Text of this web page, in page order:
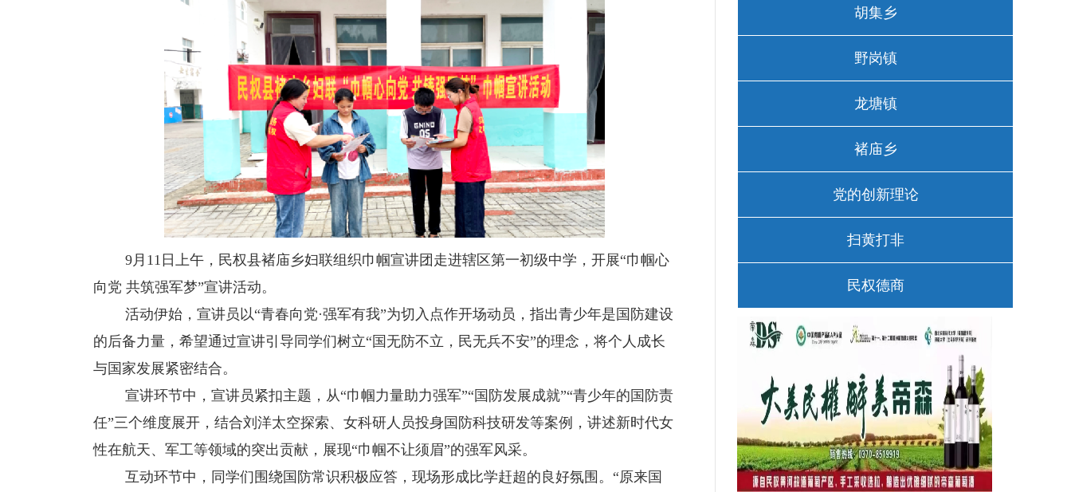
9月11日上午，民权县褚庙乡妇联组织巾帼宣讲团走进辖区第一初级中学，开展“巾帼心
向党 共筑强军梦”宣讲活动。
活动伊始，宣讲员以“青春向党·强军有我”为切入点作开场动员，指出青少年是国防建设
的后备力量，希望通过宣讲引导同学们树立“国无防不立，民无兵不安”的理念，将个人成长
与国家发展紧密结合。
宣讲环节中，宣讲员紧扣主题，从“巾帼力量助力强军”“国防发展成就”“青少年的国防责
任”三个维度展开，结合刘洋太空探索、女科研人员投身国防科技研发等案例，讲述新时代女
性在航天、军工等领域的突出贡献，展现“巾帼不让须眉”的强军风采。
互动环节中，同学们围绕国防常识积极应答，现场形成比学赶超的良好氛围。“原来国
胡集乡
野岗镇
龙塘镇
褚庙乡
党的创新理论
扫黄打非
民权德商